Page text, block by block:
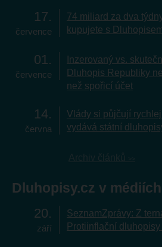
17
července
74 miliard za dva
kupujete s
01
července
Inzerovaný vs.
Dluhopis Republiky
než spořicí účet
14
června
Vlády si půjčují
vydává státní
Dluhopisy.cz v médiích
20
září
SeznamZprávy: Z
Protiinflační